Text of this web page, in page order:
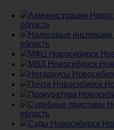
Администрации
область
Налоговые
область
МФЦ Новосибирск
МВД Новосибирск
Нотариусы
Почта Новосибирск
Прокуратура
Судебные приставы
область
Суды Новосибирск